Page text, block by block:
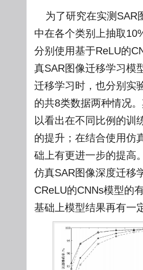
为了研究在实测SAR
中在各个类别上抽取
分别使用基于ReLU的
真SAR图像迁移学习模
迁移学习时，也分别实
的共8类数据两种情况
以看出在不同比例的训
的提升；在结合使用仿
础上有更进一步的提高
仿真SAR图像深度迁移
CReLU的CNNs模型的
基础上模型结果再有一